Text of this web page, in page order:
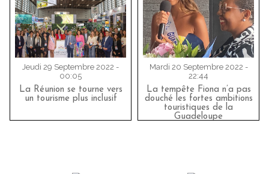
Jeudi 29 Septembre 2022 -
00:05
La Réunion se tourne vers
un tourisme plus inclusif
Mardi 20 Septembre 2022 -
22:44
La tempête Fiona n’a pas
douché les fortes ambitions
touristiques de la
Guadeloupe